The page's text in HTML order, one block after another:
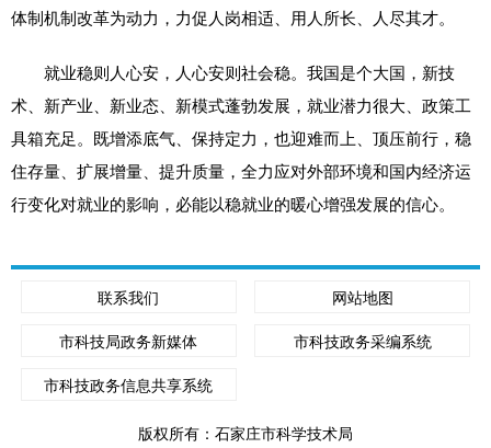
体制机制改革为动力，力促人岗相适、用人所长、人尽其才。
就业稳则人心安，人心安则社会稳。我国是个大国，新技
术、新产业、新业态、新模式蓬勃发展，就业潜力很大、政策工
具箱充足。既增添底气、保持定力，也迎难而上、顶压前行，稳
住存量、扩展增量、提升质量，全力应对外部环境和国内经济运
行变化对就业的影响，必能以稳就业的暖心增强发展的信心。